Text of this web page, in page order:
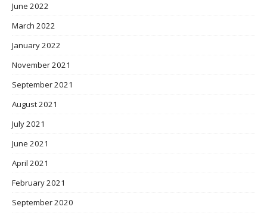
June 2022
March 2022
January 2022
November 2021
September 2021
August 2021
July 2021
June 2021
April 2021
February 2021
September 2020